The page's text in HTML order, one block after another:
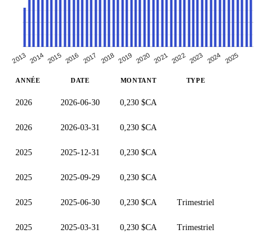
2013 2014 2015 2016 2017 2018 2019 2020 2021 2022 2023 2024 2025
ANNÉE DATE MONTANT TYPE
2026 2026-06-30 0,230 $CA
2026 2026-03-31 0,230 $CA
2025 2025-12-31 0,230 $CA
2025 2025-09-29 0,230 $CA
2025 2025-06-30 0,230 $CA Trimestriel
2025 2025-03-31 0,230 $CA Trimestriel